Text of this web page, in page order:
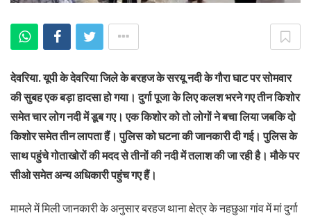
देवरिया. यूपी के देवरिया जिले के बरहज के सरयू नदी के गौरा घाट पर सोमवार
की सुबह एक बड़ा हादसा हो गया। दुर्गा पूजा के लिए कलश भरने गए तीन किशोर
समेत चार लोग नदी में डूब गए। एक किशोर को तो लोगों ने बचा लिया जबकि दो
किशोर समेत तीन लापता हैं। पुलिस को घटना की जानकारी दी गई। पुलिस के
साथ पहुंचे गोताखोरों की मदद से तीनों की नदी में तलाश की जा रही है। मौके पर
सीओ समेत अन्य अधिकारी पहुंच गए हैं।
मामले में मिली जानकारी के अनुसार बरहज थाना क्षेत्र के नहछुआ गांव में मां दुर्गा